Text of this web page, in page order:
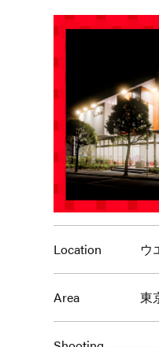
Location ウ
Area 東